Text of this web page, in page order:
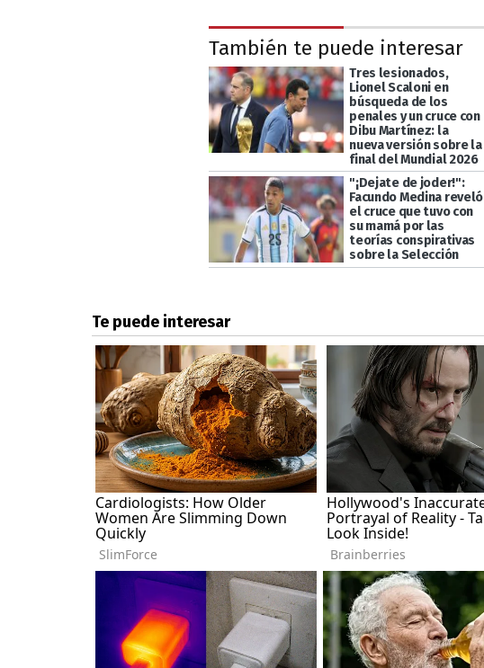
También te puede interesar
Tres lesionados,
Lionel Scaloni en
búsqueda de los
penales y un cruce con
Dibu Martínez: la
nueva versión sobre la
final del Mundial 2026
"¡Dejate de joder!":
Facundo Medina reveló
el cruce que tuvo con
su mamá por las
teorías conspirativas
sobre la Selección